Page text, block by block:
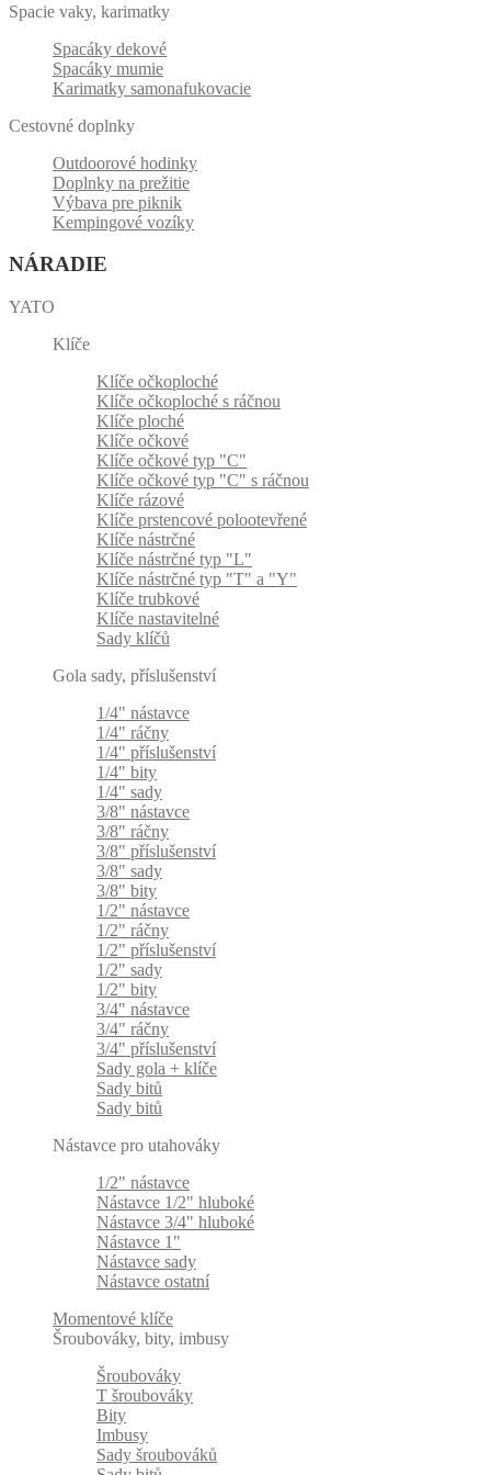
Spacie vaky, karimatky
Spacáky dekové
Spacáky mumie
Karimatky samonafukovacie
Cestovné doplnky
Outdoorové hodinky
Doplnky na prežitie
Výbava pre piknik
Kempingové vozíky
NÁRADIE
YATO
Klíče
Klíče očkoploché
Klíče očkoploché s ráčnou
Klíče ploché
Klíče očkové
Klíče očkové typ "C"
Klíče očkové typ "C" s ráčnou
Klíče rázové
Klíče prstencové polootevřené
Klíče nástrčné
Klíče nástrčné typ "L"
Klíče nástrčné typ "T" a "Y"
Klíče trubkové
Klíče nastavitelné
Sady klíčů
Gola sady, příslušenství
1/4" nástavce
1/4" ráčny
1/4" příslušenství
1/4" bity
1/4" sady
3/8" nástavce
3/8" ráčny
3/8" příslušenství
3/8" sady
3/8" bity
1/2" nástavce
1/2" ráčny
1/2" příslušenství
1/2" sady
1/2" bity
3/4" nástavce
3/4" ráčny
3/4" příslušenství
Sady gola + klíče
Sady bitů
Sady bitů
Nástavce pro utahováky
1/2" nástavce
Nástavce 1/2" hluboké
Nástavce 3/4" hluboké
Nástavce 1"
Nástavce sady
Nástavce ostatní
Momentové klíče
Šroubováky, bity, imbusy
Šroubováky
T šroubováky
Bity
Imbusy
Sady šroubováků